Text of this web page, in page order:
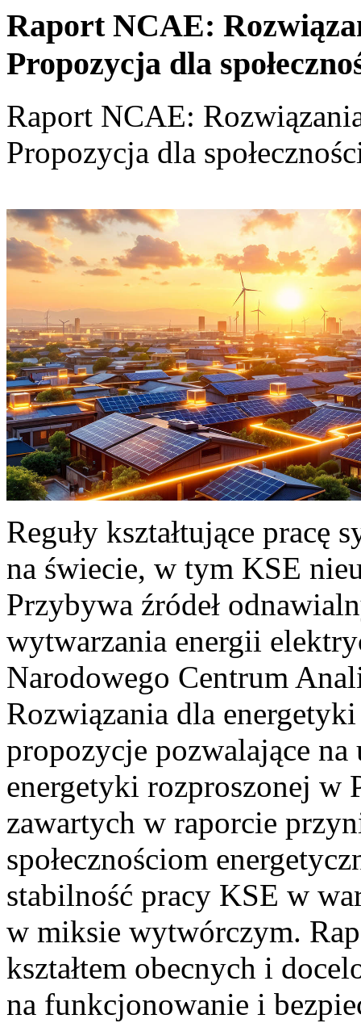
Raport NCAE:
Propozycja dla
Raport NCAE:
Propozycja dla
Reguły kształtujące pracę
na świecie, w tym KSE
Przybywa źródeł
wytwarzania energii
Narodowego Centrum
Rozwiązania dla
propozycje pozwalające
energetyki rozproszonej w
zawartych w raporcie
społecznościom
stabilność pracy KSE w
w miksie wytwórczym.
kształtem obecnych i
na funkcjonowanie i